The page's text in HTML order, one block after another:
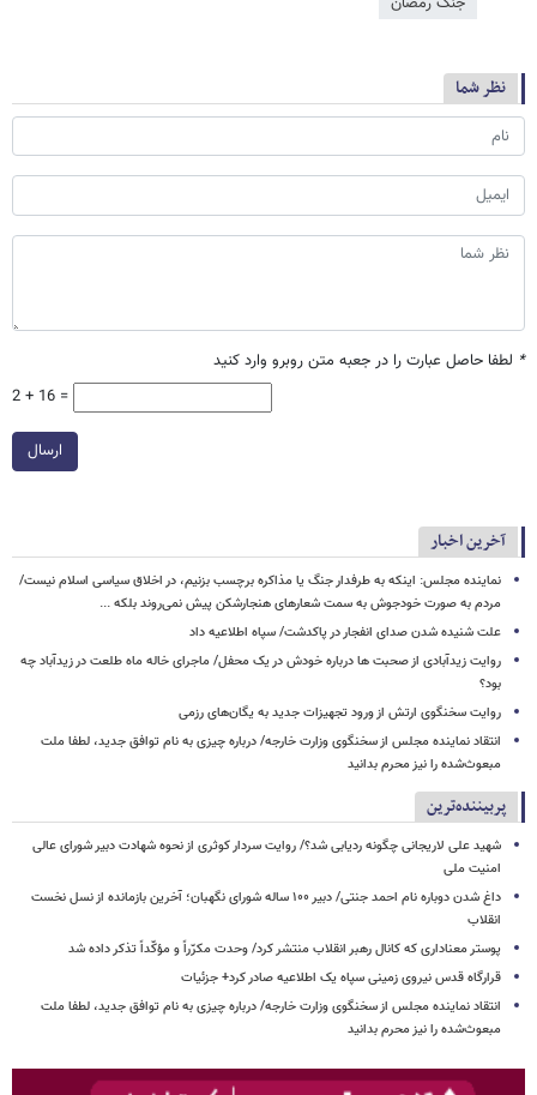
نظر شما
* لطفا حاصل عبارت را در جعبه متن روبرو وارد کنید
2 + 16 =
ارسال
آخرین اخبار
نماینده مجلس: اینکه به طرفدار جنگ یا مذاکره برچسب بزنیم، در اخلاق سیاسی اسلام نیست/
مردم به صورت خودجوش به سمت شعارهای هنجارشکن پیش نمی‌روند بلکه ...
علت شنیده شدن صدای انفجار در پاکدشت/ سپاه اطلاعیه داد
روایت زیدآبادی از صحبت ها درباره خودش در یک محفل/ ماجرای خاله ماه طلعت در زیدآباد چه
بود؟
روایت سخنگوی ارتش از ورود تجهیزات جدید به یگان‌های رزمی
انتقاد نماینده مجلس از سخنگوی وزارت خارجه/ درباره چیزی به نام توافق جدید، لطفا ملت
مبعوث‌شده را نیز محرم بدانید
پربیننده‌ترین
شهید علی لاریجانی چگونه ردیابی شد؟/ روایت سردار کوثری از نحوه شهادت دبیر شورای عالی
امنیت ملی
داغ شدن دوباره نام احمد جنتی/ دبیر ۱۰۰ ساله شورای نگهبان؛ آخرین بازمانده از نسل نخست
انقلاب
پوستر معناداری که کانال رهبر انقلاب منتشر کرد/ وحدت مکرّراً و مؤکّداً تذکر داده شد
قرارگاه قدس نیروی زمینی سپاه یک اطلاعیه صادر کرد+ جزئیات
انتقاد نماینده مجلس از سخنگوی وزارت خارجه/ درباره چیزی به نام توافق جدید، لطفا ملت
مبعوث‌شده را نیز محرم بدانید